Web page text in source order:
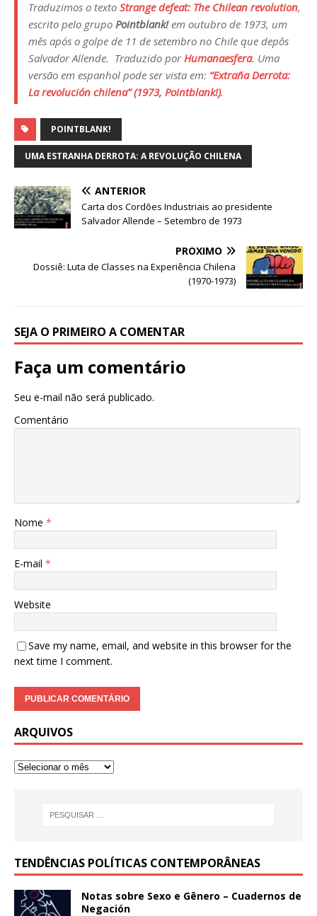
Traduzimos o texto Strange defeat: The Chilean revolution,
escrito pelo grupo Pointblank!em outubro de 1973, um
mês após o golpe de 11 de setembro no Chile que depôs
Salvador Allende. Traduzido por Humanaesfera. Uma
versão em espanhol pode ser vista em: “Extraña Derrota:
La revolución chilena” (1973, Pointblank!).
POINTBLANK!
UMA ESTRANHA DERROTA: A REVOLUÇÃO CHILENA
ANTERIOR
Carta dos Cordões Industriais ao presidente
Salvador Allende – Setembro de 1973
PRÓXIMO
Dossiê: Luta de Classes na Experiência Chilena
(1970-1973)
SEJA O PRIMEIRO A COMENTAR
Faça um comentário
Seu e-mail não será publicado.
Comentário
Nome *
E-mail *
Website
Save my name, email, and website in this browser for the
next time I comment.
ARQUIVOS
TENDÊNCIAS POLÍTICAS CONTEMPORÂNEAS
Notas sobre Sexo e Gênero – Cuadernos de
Negación